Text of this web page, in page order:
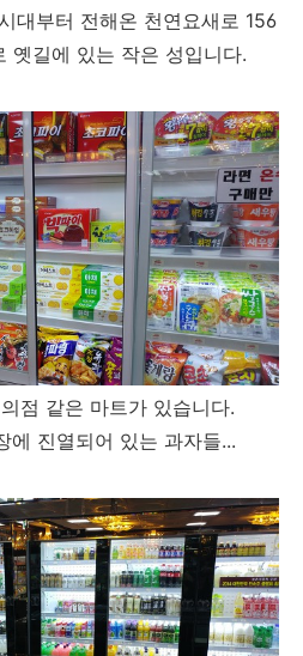
대부터 전해온 천연요새로 156
옛길에 있는 작은 성입니다.
점 같은 마트가 있습니다.
에 진열되어 있는 과자들...